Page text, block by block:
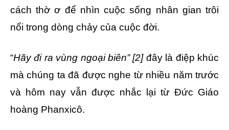
cách thờ ơ để nhìn cuộc sống nhân gian trôi
nổi trong dòng chảy của cuộc đời.
“Hãy đi ra vùng ngoại biên” [2] đây là điệp khúc
mà chúng ta đã được nghe từ nhiều năm trước
và hôm nay vẫn được nhắc lại từ Đức Giáo
hoàng Phanxicô.